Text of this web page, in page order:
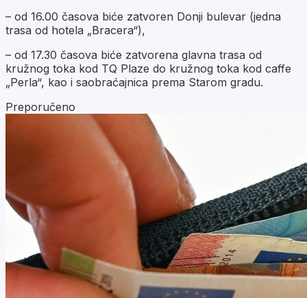
– od 16.00 časova biće zatvoren Donji bulevar (jedna
trasa od hotela „Bracera“),
– od 17.30 časova biće zatvorena glavna trasa od
kružnog toka kod TQ Plaze do kružnog toka kod caffe
„Perla“, kao i saobraćajnica prema Starom gradu.
Preporučeno